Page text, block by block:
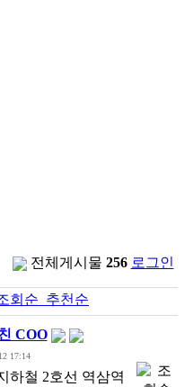
전체게시물 256 로그인
회순 추천순
COO
17:14
하철 2호선 역삼역